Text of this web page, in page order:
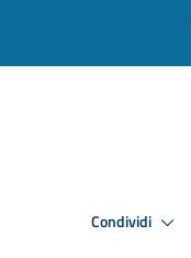
Condividi